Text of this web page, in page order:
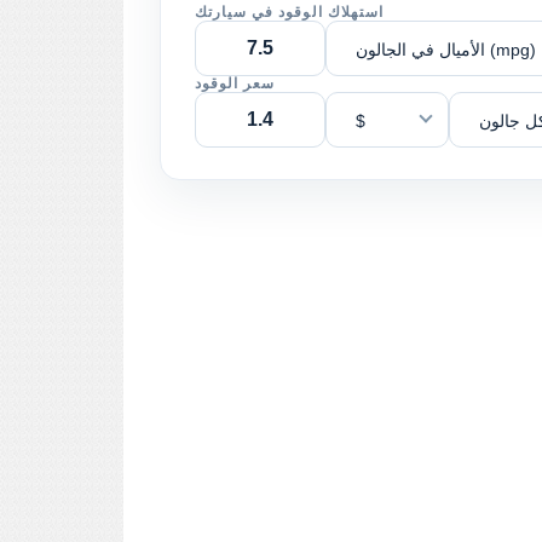
استهلاك الوقود في سيارتك
الأميال في الجالون (mpg)
سعر الوقود
$ جالون